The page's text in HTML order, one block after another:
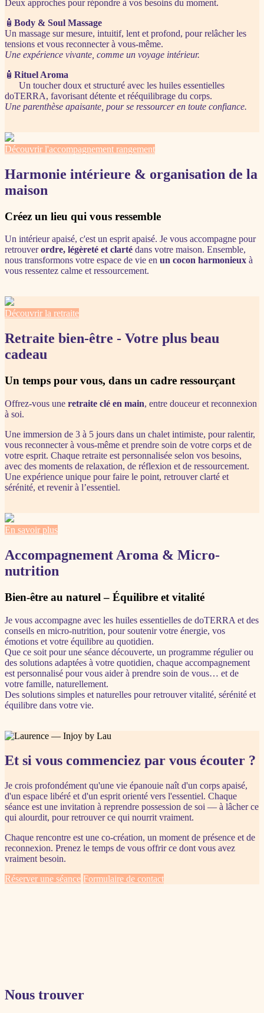
Deux approches pour répondre à vos besoins du moment.
🧴 Body & Soul Massage
Un massage sur mesure, intuitif, lent et profond, pour relâcher les
tensions et vous reconnecter à vous-même.
Une expérience vivante, comme un voyage intérieur.
🧴 Rituel Aroma
Un toucher doux et structuré avec les huiles essentielles
doTERRA, favorisant détente et rééquilibrage du corps.
Une parenthèse apaisante, pour se ressourcer en toute confiance.
Découvrir l'accompagnement rangement
Harmonie intérieure & organisation de la
maison
Créez un lieu qui vous ressemble
Un intérieur apaisé, c'est un esprit apaisé. Je vous accompagne pour
retrouverordre, légèreté et clarté dans votre maison. Ensemble,
nous transformons votre espace de vie en un cocon harmonieux à
vous ressentez calme et ressourcement.
Découvrir la retraite
Retraite bien-être - Votre plus beau
cadeau
Un temps pour vous, dans un cadre ressourçant
Offrez-vous une retraite clé en main, entre douceur et reconnexion
à soi.
Une immersion de 3 à 5 jours dans un chalet intimiste, pour ralentir,
vous reconnecter à vous-même et prendre soin de votre corps et de
votre esprit. Chaque retraite est personnalisée selon vos besoins,
avec des moments de relaxation, de réflexion et de ressourcement.
Une expérience unique pour faire le point, retrouver clarté et
sérénité, et revenir à l’essentiel.
En savoir plus
Accompagnement Aroma & Micro-
nutrition
Bien-être au naturel – Équilibre et vitalité
Je vous accompagne avec les huiles essentielles de doTERRA et des
conseils en micro-nutrition, pour soutenir votre énergie, vos
émotions et votre équilibre au quotidien.
Que ce soit pour une séance découverte, un programme régulier ou
des solutions adaptées à votre quotidien, chaque accompagnement
est personnalisé pour vous aider à prendre soin de vous… et de
votre famille, naturellement.
Des solutions simples et naturelles pour retrouver vitalité, sérénité et
équilibre dans votre vie.
Et si vous commenciez par vous écouter ?
Je crois profondément qu'une vie épanouie naît d'un corps apaisé,
d'un espace libéré et d'un esprit orienté vers l'essentiel. Chaque
séance est une invitation à reprendre possession de soi — à lâcher ce
qui alourdit, pour retrouver ce qui nourrit vraiment.
Chaque rencontre est une co-création, un moment de présence et de
reconnexion. Prenez le temps de vous offrir ce dont vous avez
vraiment besoin.
Réserver une séance Formulaire de contact
Nous trouver